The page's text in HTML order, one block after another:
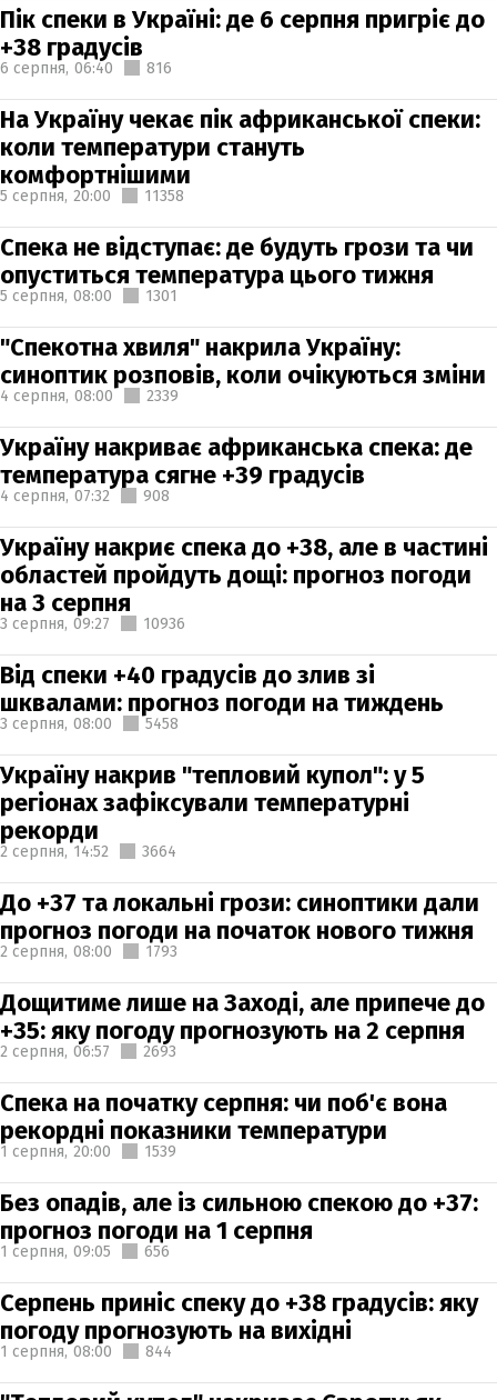
Пік спеки в Україні: де 6 серпня пригріє до
+38 градусів
6 серпня, 06:40 816
На Україну чекає пік африканської спеки:
коли температури стануть
комфортнішими
5 серпня, 20:00 11358
Спека не відступає: де будуть грози та чи
опуститься температура цього тижня
5 серпня, 08:00 1301
"Спекотна хвиля" накрила Україну:
синоптик розповів, коли очікуються зміни
4 серпня, 08:00 2339
Україну накриває африканська спека: де
температура сягне +39 градусів
4 серпня, 07:32 908
Україну накриє спека до +38, але в частині
областей пройдуть дощі: прогноз погоди
на 3 серпня
3 серпня, 09:27 10936
Від спеки +40 градусів до злив зі
шквалами: прогноз погоди на тиждень
3 серпня, 08:00 5458
Україну накрив "тепловий купол": у 5
регіонах зафіксували температурні
рекорди
2 серпня, 14:52 3664
До +37 та локальні грози: синоптики дали
прогноз погоди на початок нового тижня
2 серпня, 08:00 1793
Дощитиме лише на Заході, але припече до
+35: яку погоду прогнозують на 2 серпня
2 серпня, 06:57 2693
Спека на початку серпня: чи поб'є вона
рекордні показники температури
1 серпня, 20:00 1539
Без опадів, але із сильною спекою до +37:
прогноз погоди на 1 серпня
1 серпня, 09:05 656
Серпень приніс спеку до +38 градусів: яку
погоду прогнозують на вихідні
1 серпня, 08:00 844